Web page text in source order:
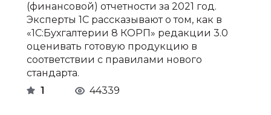
(финансовой) отчетности за 2021 год.
Эксперты 1С рассказывают о том, как в
«1С:Бухгалтерии 8 КОРП» редакции 3.0
оценивать готовую продукцию в
соответствии с правилами нового
стандарта.
1
44339